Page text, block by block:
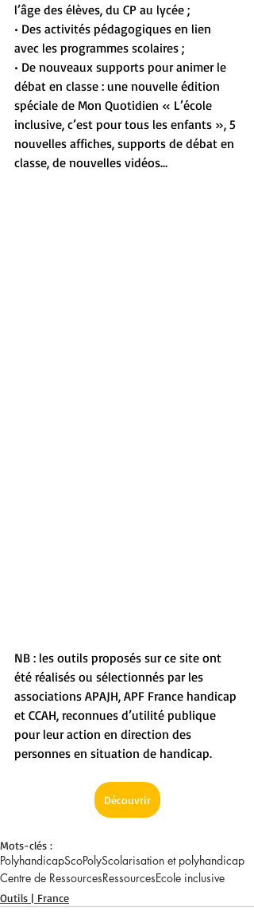
l’âge des élèves, du CP au lycée ;
• Des activités pédagogiques en lien
avec les programmes scolaires ;
• De nouveaux supports pour animer le
débat en classe : une nouvelle édition
spéciale de Mon Quotidien « L’école
inclusive, c’est pour tous les enfants », 5
nouvelles affiches, supports de débat en
classe, de nouvelles vidéos…
NB : les outils proposés sur ce site ont
été réalisés ou sélectionnés par les
associations APAJH, APF France handicap
et CCAH, reconnues d’utilité publique
pour leur action en direction des
personnes en situation de handicap.
Découvrir
Mots-clés :
PolyhandicapScoPolyScolarisation et polyhandicap
Centre de RessourcesRessourcesEcole inclusive
Outils | France